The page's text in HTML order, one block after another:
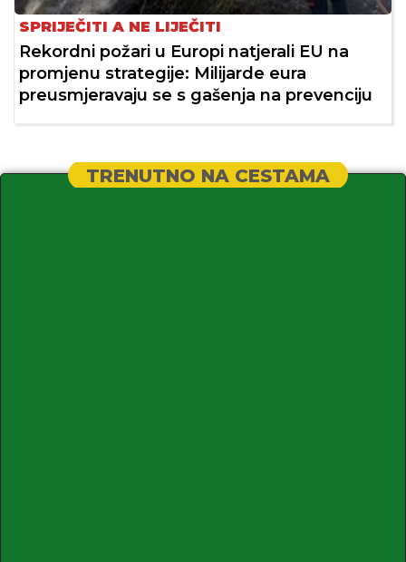
SPRIJEČITI A NE LIJEČITI
Rekordni požari u Europi natjerali EU na
promjenu strategije: Milijarde eura
preusmjeravaju se s gašenja na prevenciju
TRENUTNO NA CESTAMA